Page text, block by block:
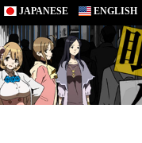
JAPANESE ENGLISH